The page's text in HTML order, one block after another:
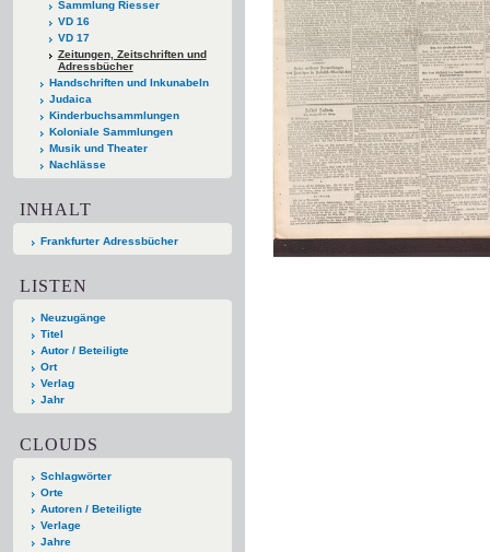
Sammlung Riesser
VD 16
VD 17
Zeitungen, Zeitschriften und
Adressbücher
Handschriften und Inkunabeln
Judaica
Kinderbuchsammlungen
Koloniale Sammlungen
Musik und Theater
Nachlässe
INHALT
Frankfurter Adressbücher
LISTEN
Neuzugänge
Titel
Autor / Beteiligte
Ort
Verlag
Jahr
CLOUDS
Schlagwörter
Orte
Autoren / Beteiligte
Verlage
Jahre